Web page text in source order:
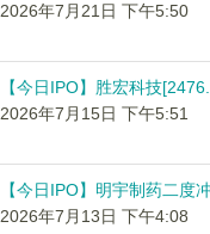
2026年7月21日 下午5:50
【今日IPO】胜宏科技
2026年7月15日 下午5:51
【今日IPO】明宇制药二度
2026年7月13日 下午4:08